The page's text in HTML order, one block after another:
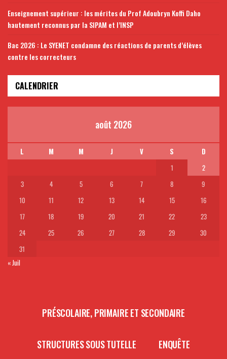
Enseignement supérieur : les mérites du Prof Adoubryn Koffi Daho
hautement reconnus par la SIPAM et l’INSP
Bac 2026 : Le SYENET condamne des réactions de parents d’élèves
contre les correcteurs
CALENDRIER
août 2026
L M M J V S
D
1
2
3
4 5 6 7 8
9
10
11 12 13 14 15
16
17
18 19 20 21 22
23
24
25 26 27 28 29
30
31
« Juil
PRÉSCOLAIRE, PRIMAIRE ET SECONDAIRE
STRUCTURES SOUS TUTELLE ENQUÊTE